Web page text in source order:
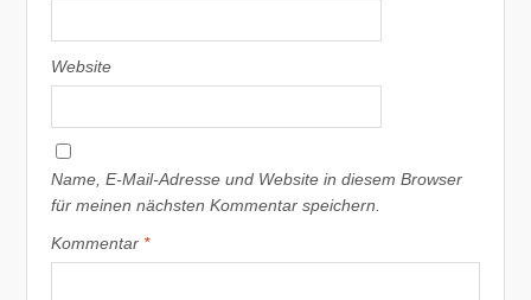
Website
Name, E-Mail-Adresse und Website in diesem Browser
für meinen nächsten Kommentar speichern.
Kommentar *